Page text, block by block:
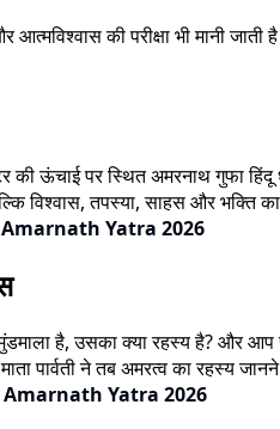
आत्मविश्वास की परीक्षा भी मानी
ऊंचाई पर स्थित अमरनाथ गुफा
विश्वास, तपस्या, साहस और भक्ति
Amarnath Yatra 2026
है, उसका क्या रहस्य है? और
पार्वती ने तब अमरत्व का रहस्य
Amarnath Yatra 2026